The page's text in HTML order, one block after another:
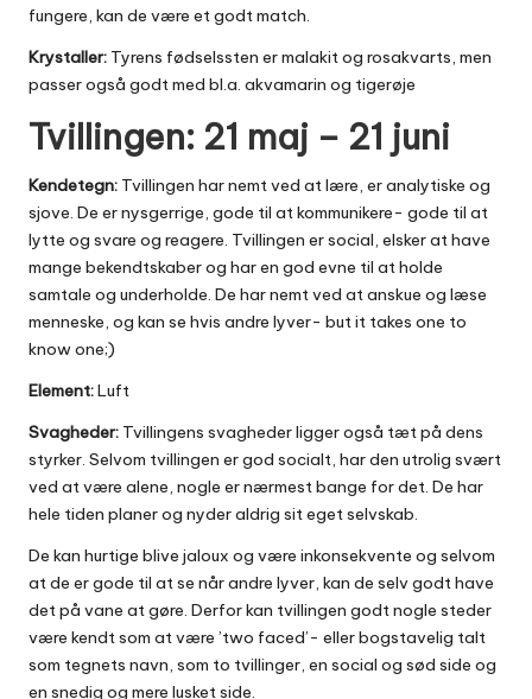
fungere, kan de være et godt match.
Krystaller: Tyrens fødselssten er malakit og rosakvarts, men
passer også godt med bl.a. akvamarin og tigerøje
Tvillingen: 21 maj – 21 juni
Kendetegn: Tvillingen har nemt ved at lære, er analytiske og
sjove. De er nysgerrige, gode til at kommunikere- gode til at
lytte og svare og reagere. Tvillingen er social, elsker at have
mange bekendtskaber og har en god evne til at holde
samtale og underholde. De har nemt ved at anskue og læse
menneske, og kan se hvis andre lyver- but it takes one to
know one;)
Element:Luft
Svagheder: Tvillingens svagheder ligger også tæt på dens
styrker. Selvom tvillingen er god socialt, har den utrolig svært
ved at være alene, nogle er nærmest bange for det. De har
hele tiden planer og nyder aldrig sit eget selvskab.
De kan hurtige blive jaloux og være inkonsekvente og selvom
at de er gode til at se når andre lyver, kan de selv godt have
det på vane at gøre. Derfor kan tvillingen godt nogle steder
være kendt som at være ’two faced’- eller bogstavelig talt
som tegnets navn, som to tvillinger, en social og sød side og
en snedig og mere lusket side.